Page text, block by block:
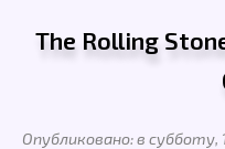
The Rolling
Опубликовано: в субботу,